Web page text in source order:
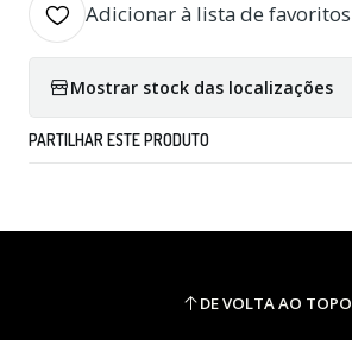
Adicionar à lista de favoritos
Mostrar stock das localizações
PARTILHAR ESTE PRODUTO
DE VOLTA AO TOPO